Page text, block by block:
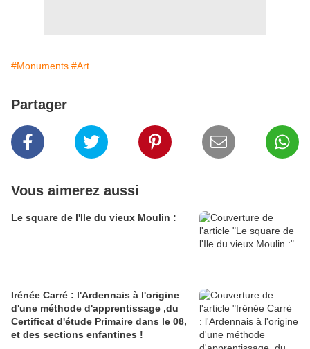
#Monuments #Art
Partager
Vous aimerez aussi
Le square de l'Ile du vieux Moulin :
Irénée Carré : l'Ardennais à l'origine
d'une méthode d'apprentissage ,du
Certificat d'étude Primaire dans le 08,
et des sections enfantines !